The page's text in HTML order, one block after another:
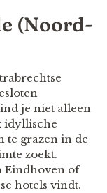
(Noord-
je niet alleen
idyllische
te grazen in de
zoekt.
Eindhoven of
hotels vindt.